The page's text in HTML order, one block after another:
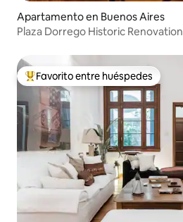
Apartamento en Buenos Aires
Plaza Dorrego Historic Renovation
Favorito entre huéspedes preferido
Favorito entre huéspedes